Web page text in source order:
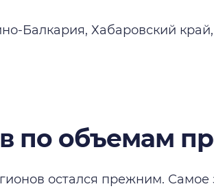
Балкария, Хабаровский
по объемам
остался прежним. Самое